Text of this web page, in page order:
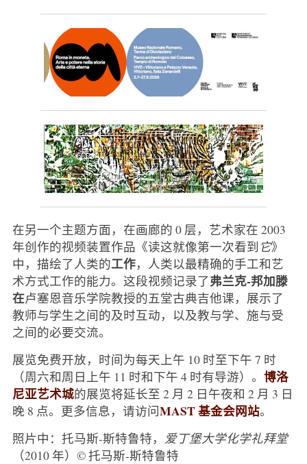
在另一个主题方面，在画廊的 0 层，艺术家在 2003
年创作的视频装置作品《读这就像第一次看到 它》
中，描绘了人类的工作，人类以最精确的手工和艺
术方式工作的能力。这段视频记录了弗兰克-邦加滕
在卢塞恩音乐学院教授的五堂古典吉他课，展示了
教师与学生之间的及时互动，以及教与学、施与受
之间的必要交流。
展览免费开放，时间为每天上午 10 时至下午 7 时
（周六和周日上午 11 时和下午 4 时有导游）。 博洛
尼亚艺术城的展览将延长至 2 月 2 日午夜和 2 月 3 日
晚 8 点。更多信息，请访问MAST 基金会网站。
照片中：托马斯-斯特鲁特，
爱丁堡大学化学礼拜堂
（2010 年）© 托马斯-斯特鲁特